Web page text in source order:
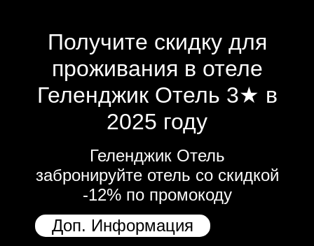
Получите скидку для
проживания в отеле
Геленджик Отель 3★ в
2025 году
Геленджик Отель
забронируйте отель со скидкой
-12% по промокоду
Доп. Информация